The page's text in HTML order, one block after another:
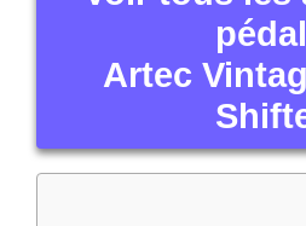
Voir tous les
Artec